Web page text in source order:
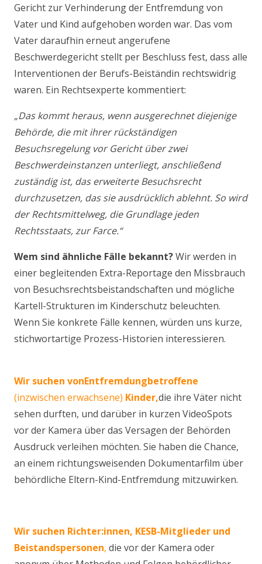
Gericht zur Verhinderung der Entfremdung von
Vater und Kind aufgehoben worden war. Das vom
Vater daraufhin erneut angerufene
Beschwerdegericht stellt per Beschluss fest, dass alle
Interventionen der Berufs-Beiständin rechtswidrig
waren. Ein Rechtsexperte kommentiert:
„Das kommt heraus, wenn ausgerechnet diejenige
Behörde, die mit ihrer rückständigen
Besuchsregelung vor Gericht über zwei
Beschwerdeinstanzen unterliegt, anschließend
zuständig ist, das erweiterte Besuchsrecht
durchzusetzen, das sie ausdrücklich ablehnt. So wird
der Rechtsmittelweg, die Grundlage jeden
Rechtsstaats, zur Farce.“
Wem sind ähnliche Fälle bekannt?Wir werden in
einer begleitenden Extra-Reportage den Missbrauch
von Besuchsrechtsbeistandschaften und mögliche
Kartell-Strukturen im Kinderschutz beleuchten.
Wenn Sie konkrete Fälle kennen, würden uns kurze,
stichwortartige Prozess-Historien interessieren.
Wir suchen vonEntfremdungbetroffene
(inzwischen erwachsene) Kinder,die ihre Väter nicht
sehen durften, und darüber in kurzen VideoSpots
vor der Kamera über das Versagen der Behörden
Ausdruck verleihen möchten. Sie haben die Chance,
an einem richtungsweisenden Dokumentarfilm über
behördliche Eltern-Kind-Entfremdung mitzuwirken.
Wir suchen Richter:innen, KESB-Mitglieder und
Beistandspersonen, die vor der Kamera oder